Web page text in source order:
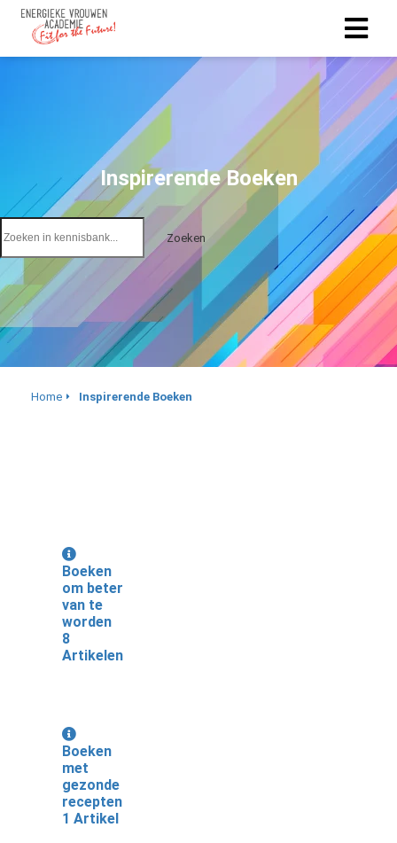
Inspirerende Boeken
Zoeken
Home Inspirerende Boeken
Boeken
om beter
van te
worden
8
Artikelen
Boeken
met
gezonde
recepten
1 Artikel